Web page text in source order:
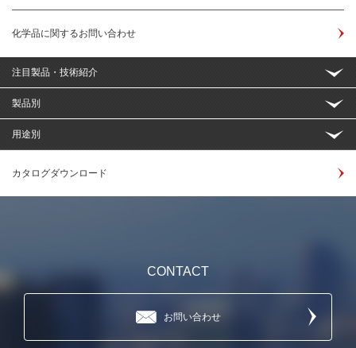
化学品に関するお問い合わせ
注目製品・技術紹介
製品別
用途別
カタログダウンロード
CONTACT
お問い合わせ